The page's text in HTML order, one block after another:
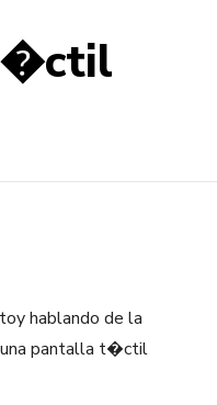
hablando de la
una pantalla t�ctil